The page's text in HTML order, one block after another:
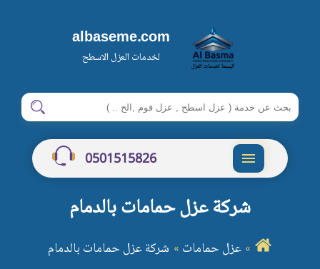
albaseme.com
لخدمات العزل الاسطح
ابحث
في
شركة
البسمة
ابحث
0501515826
شركة عزل حمامات بالدمام
عزل حمامات شركة عزل حمامات بالدمام